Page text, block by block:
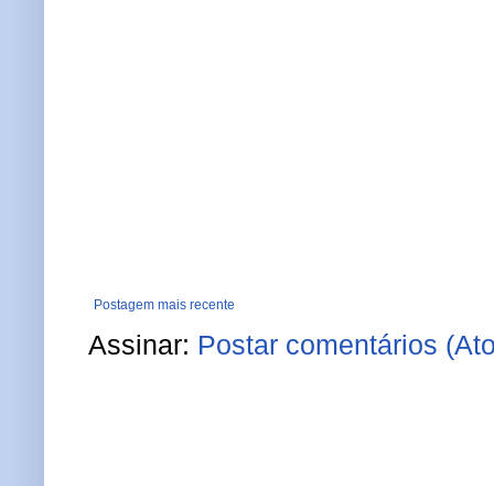
Postagem mais recente
Assinar: Postar comentários